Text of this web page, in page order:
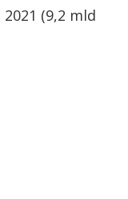
(9,2 mld